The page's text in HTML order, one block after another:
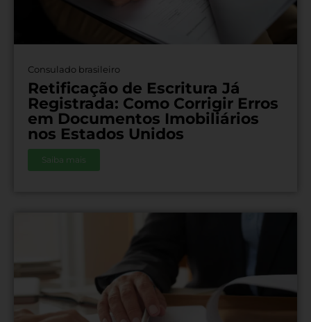
Consulado brasileiro
Retificação de Escritura Já
Registrada: Como Corrigir Erros
em Documentos Imobiliários
nos Estados Unidos
Saiba mais